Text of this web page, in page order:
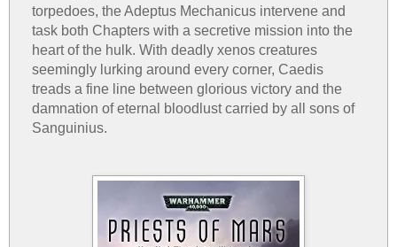
torpedoes, the Adeptus Mechanicus intervene and
task both Chapters with a secretive mission into the
heart of the hulk. With deadly xenos creatures
seemingly lurking around every corner, Caedis
treads a fine line between glorious victory and the
damnation of eternal bloodlust carried by all sons of
Sanguinius.